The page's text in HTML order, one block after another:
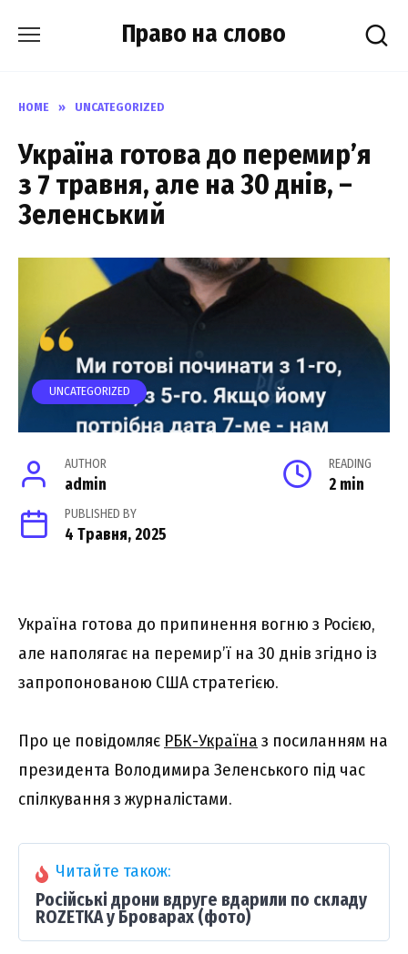
Право на слово
HOME » UNCATEGORIZED
Україна готова до перемир’я
з 7 травня, але на 30 днів, –
3еленський
UNCATEGORIZED
AUTHOR
admin
READING
2 min
PUBLISHED BY
4 Травня, 2025
Україна готова до припинення вогню з Росією,
але наполягає на перемир’ї на 30 днів згідно із
запропонованою США стратегією.
Про це повідомляє РБК-Україна з посиланням на
президента Володимира Зеленського під час
спілкування з журналістами.
Читайте також:
Російські дрони вдруге вдарили по складу
ROZETKA у Броварах (фото)